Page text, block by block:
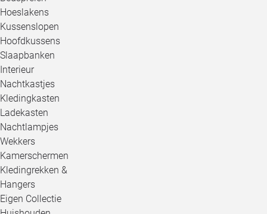
Hoeslakens
Kussenslopen
Hoofdkussens
Slaapbanken
Interieur
Nachtkastjes
Kledingkasten
Ladekasten
Nachtlampjes
Wekkers
Kamerschermen
Kledingrekken &
Hangers
Eigen Collectie